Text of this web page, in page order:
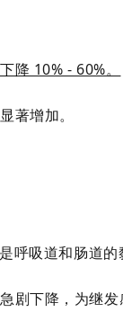
降 10% - 60%。
著增加。
呼吸道和肠道
剧下降，为继